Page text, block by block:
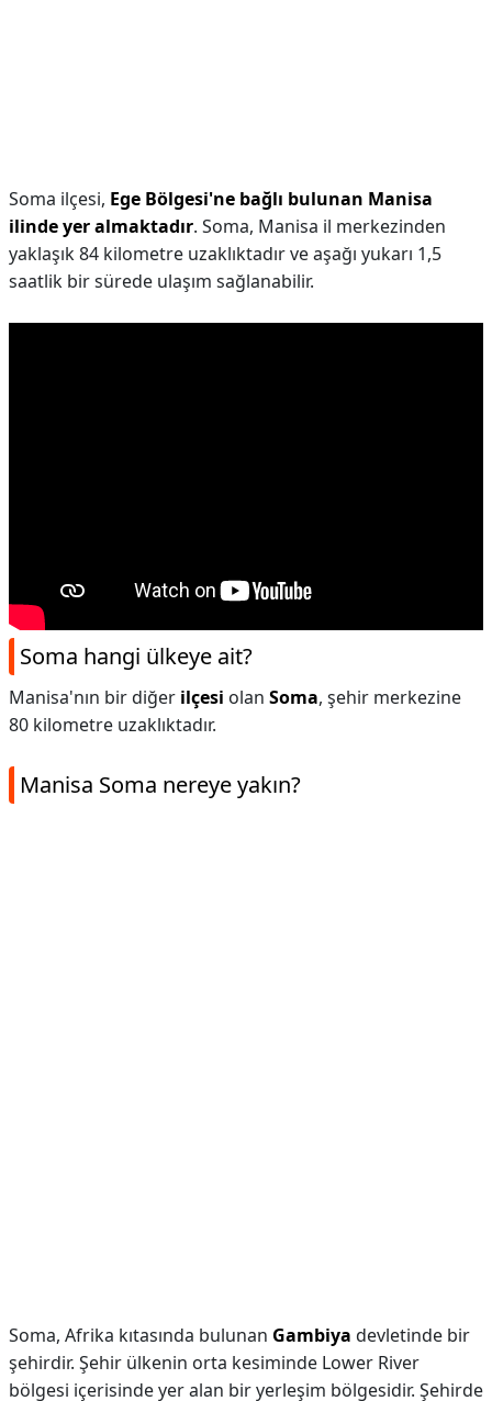
Soma ilçesi, Ege Bölgesi'ne bağlı bulunan Manisa
ilinde yer almaktadır. Soma, Manisa il merkezinden
yaklaşık 84 kilometre uzaklıktadır ve aşağı yukarı 1,5
saatlik bir sürede ulaşım sağlanabilir.
Soma hangi ülkeye ait?
Manisa'nın bir diğer ilçesi olan Soma, şehir merkezine
80 kilometre uzaklıktadır.
Manisa Soma nereye yakın?
Soma, Afrika kıtasında bulunan Gambiya devletinde bir
şehirdir. Şehir ülkenin orta kesiminde Lower River
bölgesi içerisinde yer alan bir yerleşim bölgesidir. Şehirde